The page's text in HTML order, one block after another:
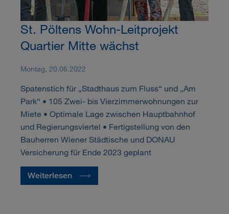
St. Pöltens Wohn-Leitprojekt
Quartier Mitte wächst
Montag, 20.06.2022
Spatenstich für „Stadthaus zum Fluss“ und „Am
Park“ • 105 Zwei- bis Vierzimmerwohnungen zur
Miete • Optimale Lage zwischen Hauptbahnhof
und Regierungsviertel • Fertigstellung von den
Bauherren Wiener Städtische und DONAU
Versicherung für Ende 2023 geplant
Weiterlesen